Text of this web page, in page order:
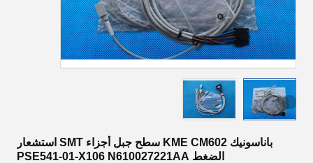
باناسونيك KME CM602 سطح جبل أجزاء SMT استشعار
الضغط PSE541-01-X106 N610027221AA